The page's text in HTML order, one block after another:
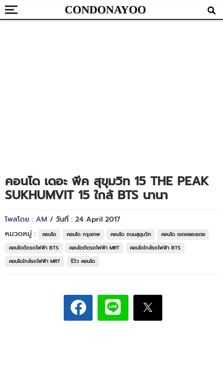
คอนโด เดอะ พีค สุขุมวิท 15 THE PEAK
SUKHUMVIT 15 ใกล้ BTS นานา
โพสโดย : AM / วันที่ : 24 April 2017
หมวดหมู่ :
คอนโด คอนโด กรุงเทพ คอนโด ถนนสุขุมวิท
คอนโด เขตคลองเตย
คอนโดติดรถไฟฟ้า BTS
คอนโดติดรถไฟฟ้า MRT
คอนโดใกล้รถไฟฟ้า BTS
คอนโดใกล้รถไฟฟ้า MRT
รีวิว คอนโด